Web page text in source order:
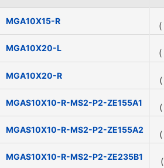
MGA10X15-R
(
MGA10X20-L
(
MGA10X20-R
(
MGAS10X10-R-MS2-P2-ZE155A1
(
MGAS10X10-R-MS2-P2-ZE155A2
(
MGAS10X10-R-MS2-P2-ZE235B1
(